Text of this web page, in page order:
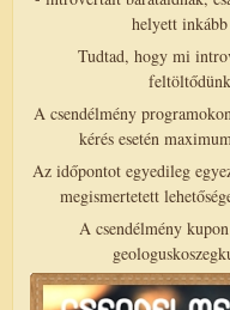
helyett
Tudtad, hogy mi
A csendélmény
kérés esetén
Az időpontot egyedileg
megismertetett
A csendélmény